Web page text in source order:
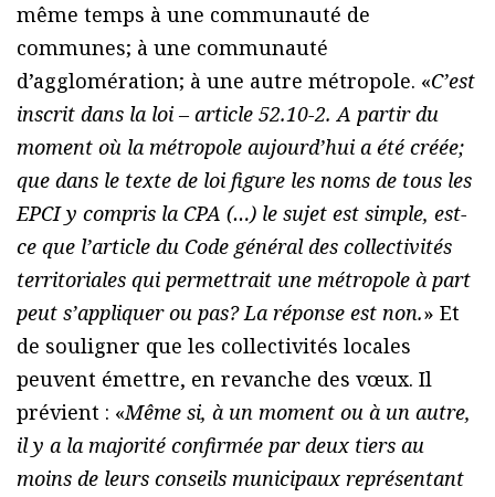
même temps à une communauté de
communes; à une communauté
d’agglomération; à une autre métropole. «C’est
inscrit dans la loi – article 52.10-2. A partir du
moment où la métropole aujourd’hui a été créée;
que dans le texte de loi figure les noms de tous les
EPCI y compris la CPA (…) le sujet est simple, est-
ce que l’article du Code général des collectivités
territoriales qui permettrait une métropole à part
peut s’appliquer ou pas? La réponse est non.» Et
de souligner que les collectivités locales
peuvent émettre, en revanche des vœux. Il
prévient : «Même si, à un moment ou à un autre,
il y a la majorité confirmée par deux tiers au
moins de leurs conseils municipaux représentant